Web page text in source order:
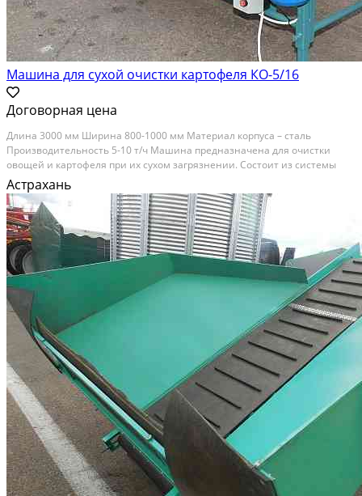
Машина для сухой очистки картофеля КО-5/16
Договорная цена
Длина 3000 мм Ширина 800-1000 мм Материал корпуса – сталь
Производительность 5-10 т/ч Машина предназначена для очистки
овощей и картофеля при их сухом загрязнении. Состоит из системы
щеток и может быть оснащена устройством для крепления сетчатой
тары. Не приводит к повреждению очищаемых овощей....
Астрахань